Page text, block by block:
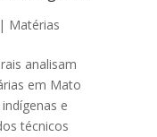
Matérias
analisam
em Mato
e
técnicos